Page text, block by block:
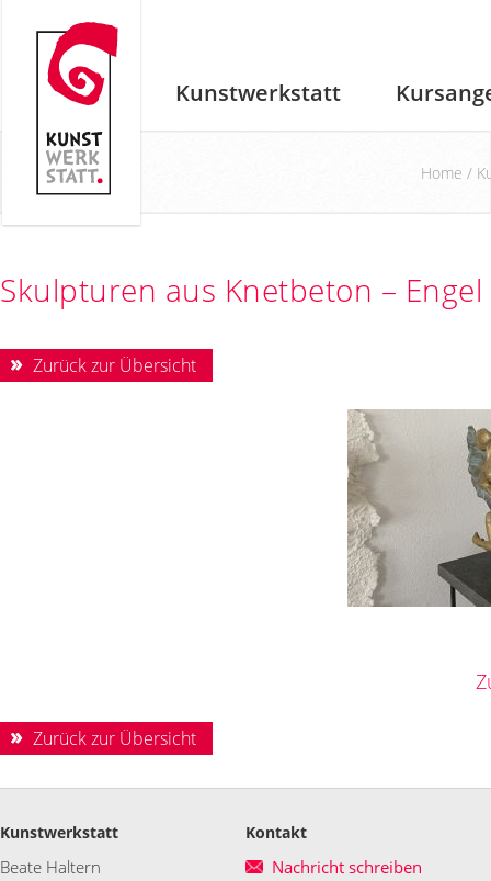
Kunstwerkstatt
Home /
Skulpturen aus Knetbeton – Engel
Zurück zur Übersicht
Zurück zur Übersicht
Kunstwerkstatt
Beate Haltern
Kontakt
Nachricht schreiben